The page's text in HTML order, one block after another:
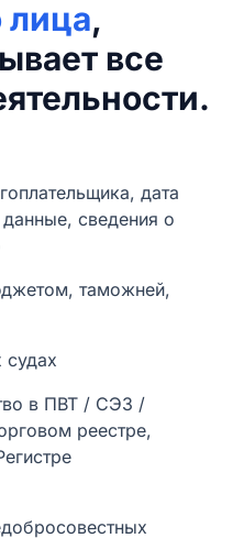
лица,
все
дата
данные, сведения о
таможней,
судах
в ПВТ / СЭЗ /
реестре,